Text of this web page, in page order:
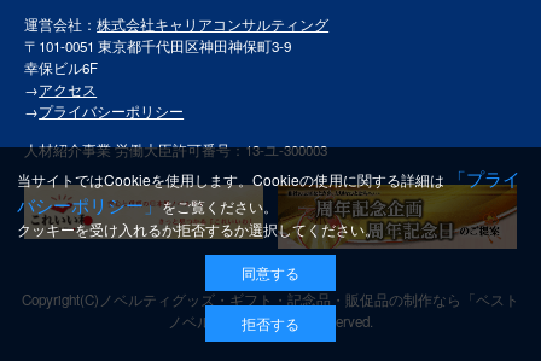
運営会社：株式会社キャリアコンサルティング
〒101-0051 東京都千代田区神田神保町3-9
幸保ビル6F
→アクセス
→プライバシーポリシー
人材紹介事業 労働大臣許可番号：13-ユ-300003
Copyright(C) ノベルティグッズ・ギフト・記念品・販促品の制作なら「ベスト
ノベルティ」All rights reserved.
当サイトではCookieを使用します。Cookieの使用に関する詳細は
「プライ
バシーポリシー」をご覧ください。
クッキーを受け入れるか拒否するか選択してください。
同意する
拒否する